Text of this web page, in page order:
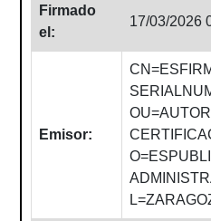
Firmado
el:
17/03/2026
Emisor: